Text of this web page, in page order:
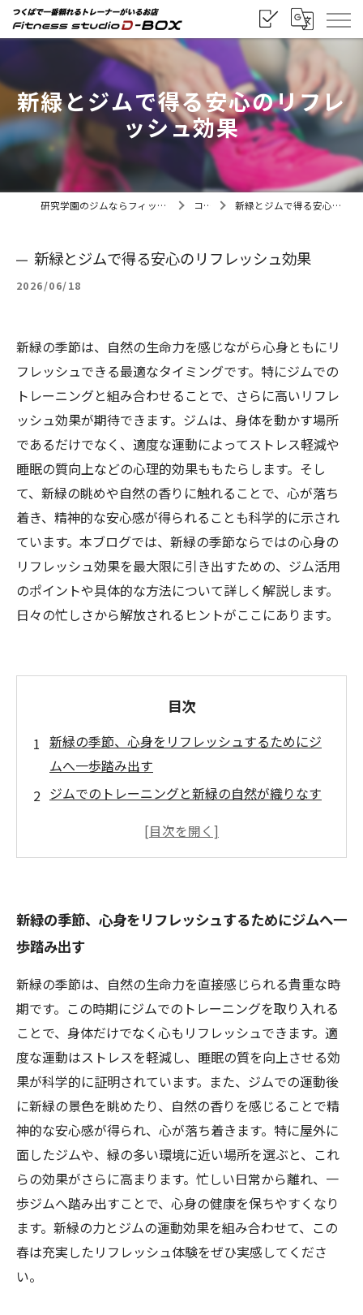
新緑とジムで得る安心のリフレ
ッシュ効果
研究学園のジムならフィットネススタジオD-BOX コラム 新緑とジムで得る安心のリフレッシュ効果
新緑とジムで得る安心のリフレッシュ効果
2026/06/18
新緑の季節は、自然の生命力を感じながら心身ともにリ
フレッシュできる最適なタイミングです。特にジムでの
トレーニングと組み合わせることで、さらに高いリフレ
ッシュ効果が期待できます。ジムは、身体を動かす場所
であるだけでなく、適度な運動によってストレス軽減や
睡眠の質向上などの心理的効果ももたらします。そし
て、新緑の眺めや自然の香りに触れることで、心が落ち
着き、精神的な安心感が得られることも科学的に示され
ています。本ブログでは、新緑の季節ならではの心身の
リフレッシュ効果を最大限に引き出すための、ジム活用
のポイントや具体的な方法について詳しく解説します。
日々の忙しさから解放されるヒントがここにあります。
目次
新緑の季節、心身をリフレッシュするためにジ
ムへ一歩踏み出す
ジムでのトレーニングと新緑の自然が織りなす
ストレス軽減や睡眠改善に効く！新緑とジムの
学的裏付け
忙しい毎日から解放される！新緑シーズンのジ
ム活用法まとめ
新緑の季節におすすめしたい、ジムでのリフレ
ッシュ習慣とは？
自然の生命力を感じながら、ジムで叶える安心
のリフレッシュ体験
新緑の季節、心身をリフレッシュするためにジムへ一
歩踏み出す
新緑の季節は、自然の生命力を直接感じられる貴重な時
期です。この時期にジムでのトレーニングを取り入れる
ことで、身体だけでなく心もリフレッシュできます。適
度な運動はストレスを軽減し、睡眠の質を向上させる効
果が科学的に証明されています。また、ジムでの運動後
に新緑の景色を眺めたり、自然の香りを感じることで精
神的な安心感が得られ、心が落ち着きます。特に屋外に
面したジムや、緑の多い環境に近い場所を選ぶと、これ
らの効果がさらに高まります。忙しい日常から離れ、一
歩ジムへ踏み出すことで、心身の健康を保ちやすくなり
ます。新緑の力とジムの運動効果を組み合わせて、この
春は充実したリフレッシュ体験をぜひ実感してくださ
い。